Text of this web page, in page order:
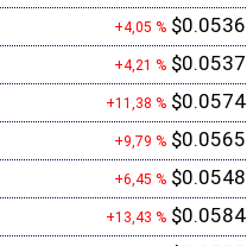
+4,05 % $0.0536
+4,21 % $0.0537
+11,38 % $0.0574
+9,79 % $0.0565
+6,45 % $0.0548
+13,43 % $0.0584